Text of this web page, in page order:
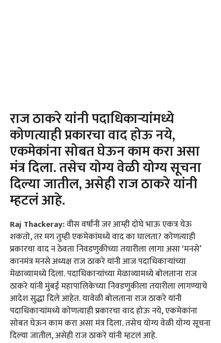
राज ठाकरे यांनी पदाधिकाऱ्यांमध्ये
कोणत्याही प्रकारचा वाद होऊ नये,
एकमेकांना सोबत घेऊन काम करा असा
मंत्र दिला. तसेच योग्य वेळी योग्य सूचना
दिल्या जातील, असेही राज ठाकरे यांनी
म्हटलं आहे.
Raj Thackeray:वीस वर्षांनी जर आम्ही दोघे भाऊ एकत्र येऊ
शकतो, तर मग तुम्ही एकमेकांमध्ये वाद का घालता? कोणत्याही
प्रकारचा वाद न ठेवता निवडणुकीच्या तयारीला लागा असा ‘मनसे’
कानमंत्र मनसे अध्यक्ष राज ठाकरे यांनी आज पदाधिकाऱ्यांच्या
मेळाव्यामध्ये दिला. पदाधिकाऱ्यांच्या मेळाव्यामध्ये बोलताना राज
ठाकरे यांनी मुंबई महापालिकेच्या निवडणुकीला तयारीला लागण्याचे
आदेश सुद्धा दिले आहेत. यावेळी बोलताना राज ठाकरे यांनी
पदाधिकाऱ्यांमध्ये कोणत्याही प्रकारचा वाद होऊ नये, एकमेकांना
सोबत घेऊन काम करा असा मंत्र दिला. तसेच योग्य वेळी योग्य सूचना
दिल्या जातील, असेही राज ठाकरे यांनी म्हटलं आहे.